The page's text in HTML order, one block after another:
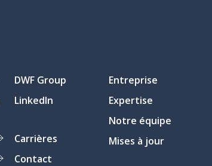
DWF Group
LinkedIn
Carrières
Contact
Entreprise
Expertise
Notre équipe
Mises à jour